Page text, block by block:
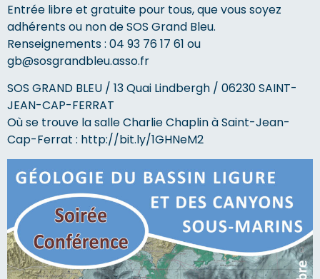
Entrée libre et gratuite pour tous, que vous soyez
adhérents ou non de SOS Grand Bleu.
Renseignements : 04 93 76 17 61 ou
gb@sosgrandbleu.asso.fr
SOS GRAND BLEU / 13 Quai Lindbergh / 06230 SAINT-
JEAN-CAP-FERRAT
Où se trouve la salle Charlie Chaplin à Saint-Jean-
Cap-Ferrat : http://bit.ly/1GHNeM2